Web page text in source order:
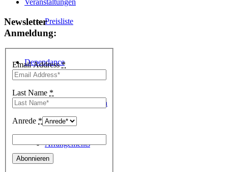
Preisliste
Dependance
Dependance Suiten
Arrangements
Veranstaltungen
Newsletter
Anmeldung:
Email Address*
Last Name *
Anrede *